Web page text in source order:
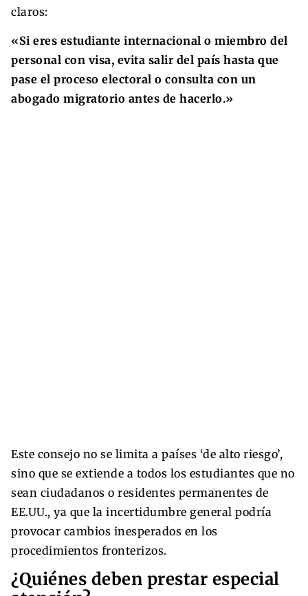
claros:
«Si eres estudiante internacional o miembro del
personal con visa, evita salir del país hasta que
pase el proceso electoral o consulta con un
abogado migratorio antes de hacerlo.»
Este consejo no se limita a países ‘de alto riesgo’,
sino que se extiende a todos los estudiantes que no
sean ciudadanos o residentes permanentes de
EE.UU., ya que la incertidumbre general podría
provocar cambios inesperados en los
procedimientos fronterizos.
¿Quiénes deben prestar especial